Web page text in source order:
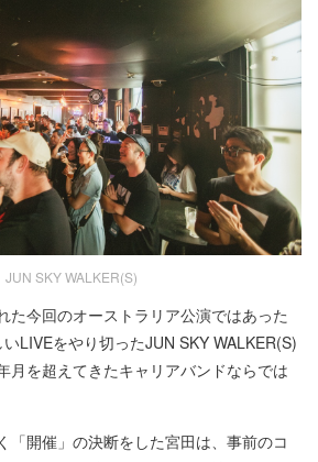
JUN SKY WALKER(S)
た今回のオーストラリア公演ではあった
LIVEをやり切ったJUN SKY WALKER(S)
月を超えてきたキャリアバンドならでは
「開催」の決断をした宮田は、事前のコ